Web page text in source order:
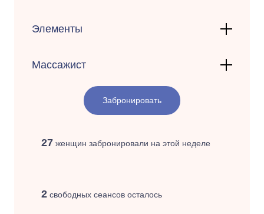
Элементы
Массажист
Забронировать
27 женщин забронировали на этой неделе
2 свободных сеансов осталось